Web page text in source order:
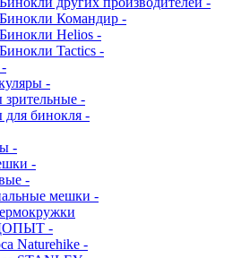
Бинокли Командир -
Бинокли Helios -
Бинокли Tactics -
-
зрительные -
для бинокля -
-
-
-
мешки -
-
Naturehike -